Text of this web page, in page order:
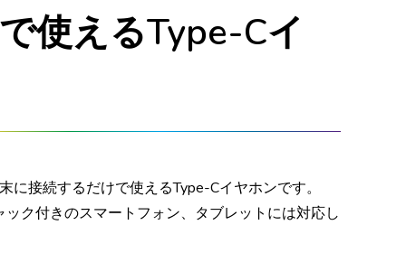
使えるType-Cイ
に接続するだけで使えるType-Cイヤホンです。
ク付きのスマートフォン、タブレットには対応し